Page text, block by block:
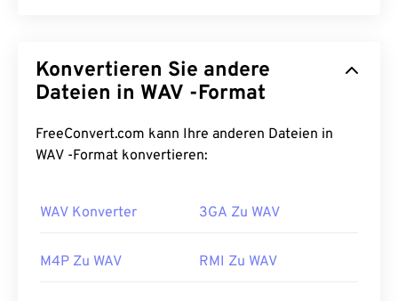
WAV entstand aus der Weiterentwicklung des
Resource Interchange File Format (RIFF)
M4A-undMP3-Dateien und daher für den Einsatz
auf tragbaren Playern weniger geeignet. Ihre
Wie öffnet man eine WAV-Datei?
Der Standardplayer zum Öffnen von WAV-Dateien
Konvertieren Sie andere
Dateien in WAV -Format
FreeConvert.com kann Ihre anderen Dateien in
WAV -Format konvertieren:
WAV Konverter 3GA Zu WAV
M4P Zu WAV RMI Zu WAV